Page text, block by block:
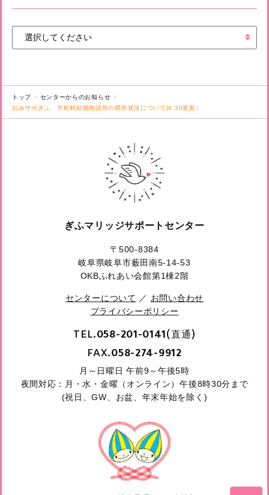
トップ
センターからのお知らせ
おみサポぎふ 市町村結婚相談所の開所状況について(4.30更新）
ぎふマリッジサポートセンター
〒500-8384
岐阜県岐阜市薮田南5-14-53
OKBふれあい会館第1棟2階
センターについて ／ お問い合わせ
プライバシーポリシー
TEL.058-201-0141(直通)
FAX.058-274-9912
月～日曜日 午前9～午後5時
夜間対応：月・水・金曜（オンライン）午後8時30分まで
(祝日、GW、お盆、年末年始を除く)